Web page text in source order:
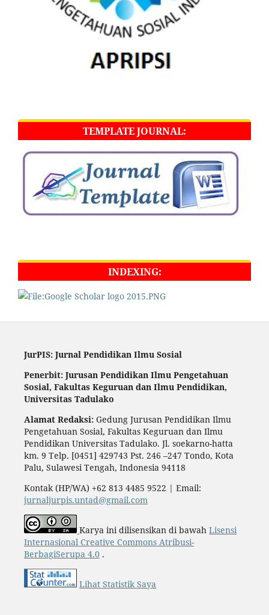
TEMPLATE JOURNAL:
INDEXING:
JurPIS: Jurnal Pendidikan Ilmu Sosial
Penerbit: Jurusan Pendidikan Ilmu Pengetahuan
Sosial, Fakultas Keguruan dan Ilmu Pendidikan,
Universitas Tadulako
Alamat Redaksi:Gedung Jurusan Pendidikan Ilmu
Pengetahuan Sosial, Fakultas Keguruan dan Ilmu
Pendidikan Universitas Tadulako. Jl. soekarno-hatta
km. 9 Telp. [0451] 429743 Pst. 246 –247 Tondo, Kota
Palu, Sulawesi Tengah, Indonesia 94118
Kontak (HP/WA) +62 813 4485 9522 | Email:
jurnaljurpis.untad@gmail.com
Karya ini dilisensikan di bawah Lisensi
Internasional Creative Commons Atribusi-
BerbagiSerupa 4.0.
Lihat Statistik Saya